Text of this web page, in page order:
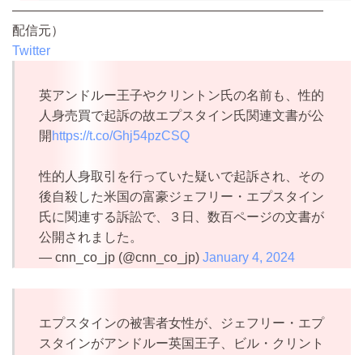
————————————————————————
配信元）
Twitter
英アンドルー王子やクリントン氏の名前も、性的
人身売買で起訴の故エプスタイン氏関連文書が公
開 https://t.co/Ghj54pzCSQ
性的人身取引を行っていた疑いで起訴され、その
後自殺した米国の富豪ジェフリー・エプスタイン
氏に関連する訴訟で、３日、数百ページの文書が
公開されました。
— cnn_co_jp (@cnn_co_jp) January 4, 2024
エプスタインの被害者女性が、ジェフリー・エプ
スタインがアンドルー英国王子、ビル・クリント